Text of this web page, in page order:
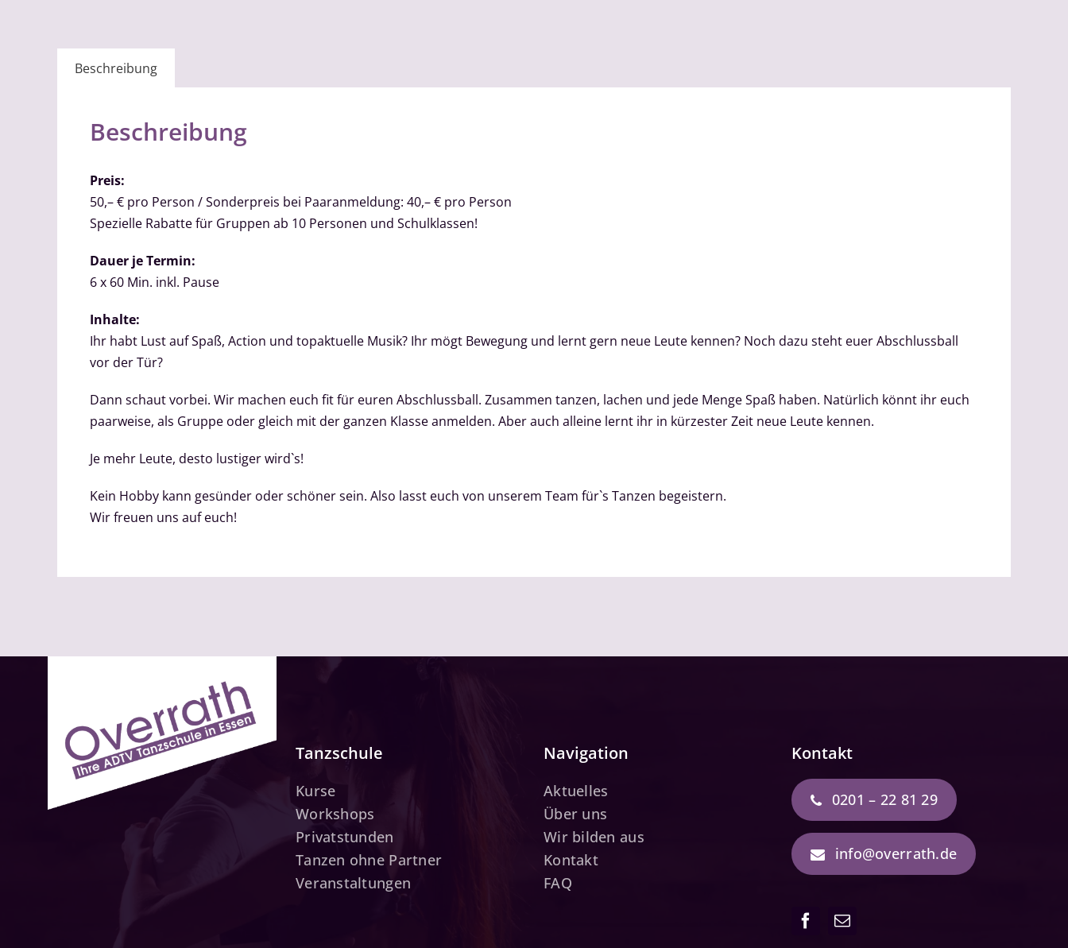
Beschreibung
Beschreibung
Preis:
50,– € pro Person / Sonderpreis bei Paaranmeldung: 40,– € pro Person
Spezielle Rabatte für Gruppen ab 10 Personen und Schulklassen!
Dauer je Termin:
6 x 60 Min. inkl. Pause
Inhalte:
Ihr habt Lust auf Spaß, Action und topaktuelle Musik? Ihr mögt Bewegung und lernt gern neue Leute kennen? Noch dazu steht euer Abschlussball
vor der Tür?
Dann schaut vorbei. Wir machen euch fit für euren Abschlussball. Zusammen tanzen, lachen und jede Menge Spaß haben. Natürlich könnt ihr euch
paarweise, als Gruppe oder gleich mit der ganzen Klasse anmelden. Aber auch alleine lernt ihr in kürzester Zeit neue Leute kennen.
Je mehr Leute, desto lustiger wird`s!
Kein Hobby kann gesünder oder schöner sein. Also lasst euch von unserem Team für`s Tanzen begeistern.
Wir freuen uns auf euch!
Tanzschule
Kurse
Workshops
Privatstunden
Tanzen ohne Partner
Veranstaltungen
Navigation
Aktuelles
Über uns
Wir bilden aus
Kontakt
FAQ
Kontakt
0201 – 22 81 29
info@overrath.de